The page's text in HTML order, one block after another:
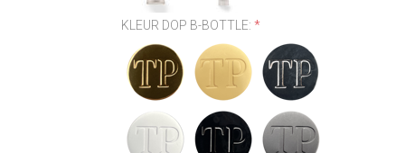
KLEUR DOP B-BOTTLE:*